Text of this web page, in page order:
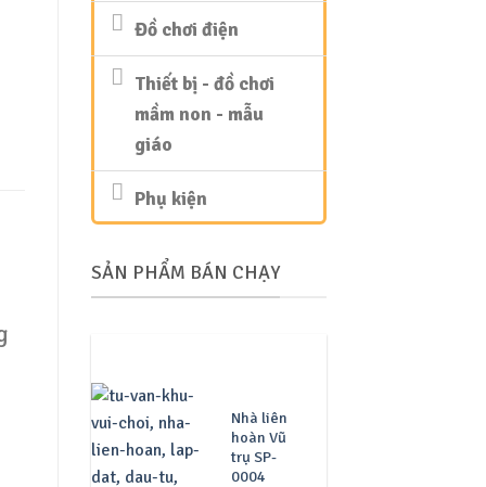
Đồ chơi điện
Thiết bị - đồ chơi
mầm non - mẫu
giáo
Phụ kiện
SẢN PHẨM BÁN CHẠY
Nhà liên
hoàn Vũ
trụ SP-
0004